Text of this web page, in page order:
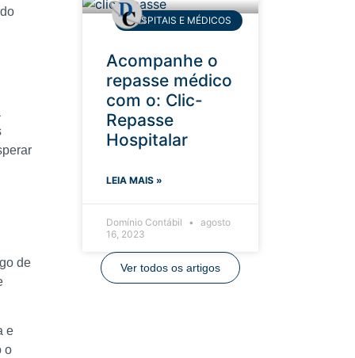
de
e
o
HOSPITAIS E MÉDICOS
Acompanhe o
repasse médico
com o: Clic-
Repasse
Hospitalar
LEIA MAIS »
Domínio Contábil
agosto
16, 2023
Ver todos os artigos